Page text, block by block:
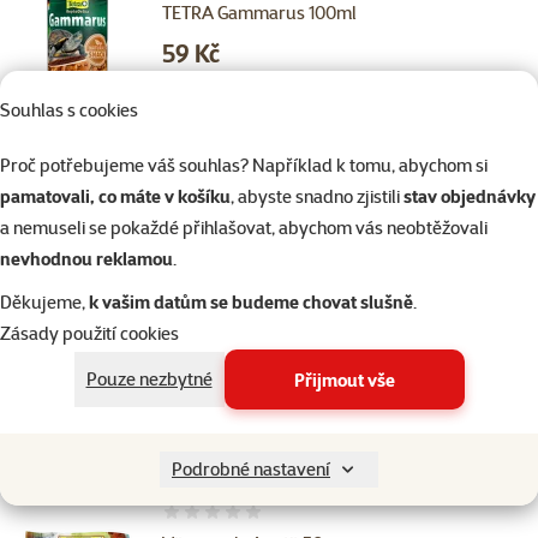
Souhlas s cookies
Proč potřebujeme váš souhlas? Například k tomu, abychom si
pamatovali, co máte v košíku, abyste snadno zjistilistav objednávky
a nemuseli se pokaždé přihlašovat, abychom vás neobtěžovali
nevhodnou reklamou.
Děkujeme,k vašim datům se budeme chovat slušně.
Zásady použití cookies
Pouze nezbytné
Přijmout vše
Podrobné nastavení
TETRA Gammarus 100ml
Cena
59 Kč
Skladem do košíku
Hodnocení 100%, počet hodnocení: 1
Cena
54 Kč
Hodnocení 0%